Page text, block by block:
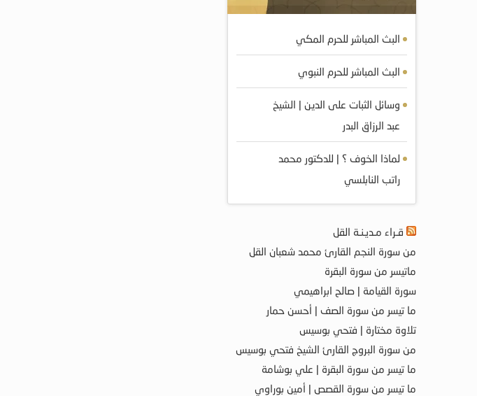
البث المباشر للحرم المكي
البث المباشر للحرم النبوي
وسائل الثبات على الدين | الشيخ
عبد الرزاق البدر
لماذا الخوف ؟ | للدكتور محمد
راتب النابلسي
قـراء مـديـنـة القل
من سورة النجم القارئ محمد شعبان القل
ماتيسر من سورة البقرة
سورة القيامة | صالح ابراهيمي
ما تيسر من سورة الصف | أحسن حمار
تلاوة مختارة | فتحي بوسيس
من سورة البروج القارئ الشيخ فتحي بوسيس
ما تيسر من سورة البقرة | علي بوشامة
ما تيسر من سورة القصص | أمين بوراوي